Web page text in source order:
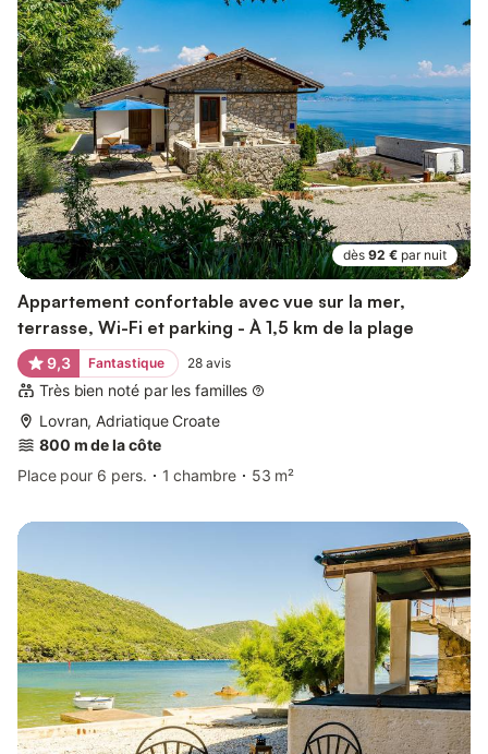
dès 92 € par nuit
Appartement confortable avec vue sur la mer,
terrasse, Wi-Fi et parking - À 1,5 km de la plage
9,3 Fantastique 28 avis
Très bien noté par les familles
Lovran, Adriatique Croate
800 m de la côte
Place pour 6 pers.
1 chambre 53 m²